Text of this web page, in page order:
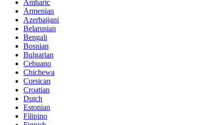
Amharic
Armenian
Azerbaijani
Belarusian
Bengali
Bosnian
Bulgarian
Cebuano
Chichewa
Corsican
Croatian
Dutch
Estonian
Filipino